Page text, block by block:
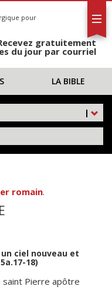
pour
gratuitement
du jour par courriel
LA BIBLE
|
romain.
ciel nouveau et
18)
Pierre apôtre